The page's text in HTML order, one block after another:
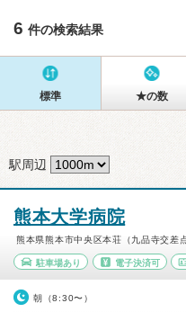
6 件の検索結果
標準 ★の数
駅周辺
熊本大学病院
熊本県熊本市中央区本荘（九品寺交差
駐車場あり 電子決済可
朝（8:30〜）